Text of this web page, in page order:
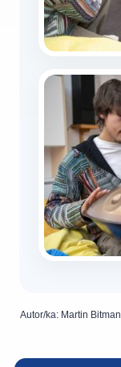
Autor/ka: Martin Bitman